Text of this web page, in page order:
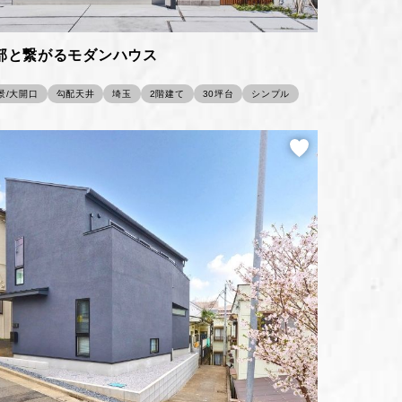
と繋がるモダンハウス
/大開口 勾配天井 埼玉 2階建て 30坪台 シンプル